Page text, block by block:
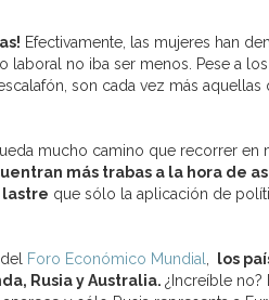
Efectivamente, las mujeres han
laboral no iba ser menos. Pese a
son cada vez más
mucho camino que recorrer en
más trabas a la hora de
lastre que sólo la aplicación de
Foro Económico Mundial
los
Rusia y Australia. ¿Increíble no?